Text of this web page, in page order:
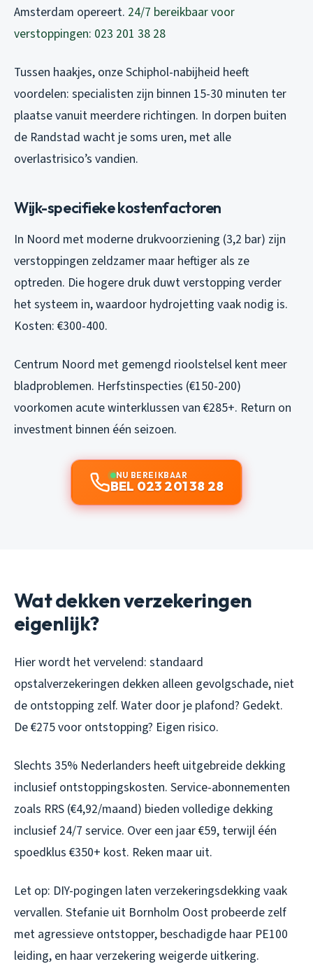
Amsterdam opereert. 24/7 bereikbaar voor
verstoppingen: 023 201 38 28
Tussen haakjes, onze Schiphol-nabijheid heeft
voordelen: specialisten zijn binnen 15-30 minuten ter
plaatse vanuit meerdere richtingen. In dorpen buiten
de Randstad wacht je soms uren, met alle
overlastrisico’s vandien.
Wijk-specifieke kostenfactoren
In Noord met moderne drukvoorziening (3,2 bar) zijn
verstoppingen zeldzamer maar heftiger als ze
optreden. Die hogere druk duwt verstopping verder
het systeem in, waardoor hydrojetting vaak nodig is.
Kosten: €300-400.
Centrum Noord met gemengd rioolstelsel kent meer
bladproblemen. Herfstinspecties (€150-200)
voorkomen acute winterklussen van €285+. Return on
investment binnen één seizoen.
NU BEREIKBAAR
BEL 023 201 38 28
Wat dekken verzekeringen
eigenlijk?
Hier wordt het vervelend: standaard
opstalverzekeringen dekken alleen gevolgschade, niet
de ontstopping zelf. Water door je plafond? Gedekt.
De €275 voor ontstopping? Eigen risico.
Slechts 35% Nederlanders heeft uitgebreide dekking
inclusief ontstoppingskosten. Service-abonnementen
zoals RRS (€4,92/maand) bieden volledige dekking
inclusief 24/7 service. Over een jaar €59, terwijl één
spoedklus €350+ kost. Reken maar uit.
Let op: DIY-pogingen laten verzekeringsdekking vaak
vervallen. Stefanie uit Bornholm Oost probeerde zelf
met agressieve ontstopper, beschadigde haar PE100
leiding, en haar verzekering weigerde uitkering.